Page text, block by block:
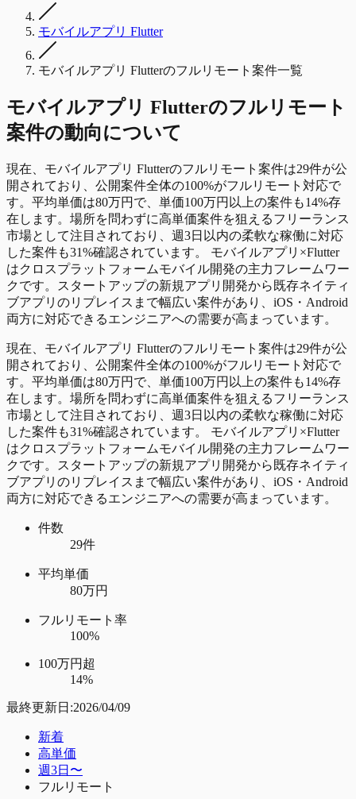
モバイルアプリ Flutter
モバイルアプリ Flutterのフルリモート案件一覧
モバイルアプリ Flutterのフルリモート
案件の動向について
現在、モバイルアプリ Flutterのフルリモート案件は29件が公
開されており、公開案件全体の100%がフルリモート対応で
す。平均単価は80万円で、単価100万円以上の案件も14%存
在します。場所を問わずに高単価案件を狙えるフリーランス
市場として注目されており、週3日以内の柔軟な稼働に対応
した案件も31%確認されています。 モバイルアプリ×Flutter
はクロスプラットフォームモバイル開発の主力フレームワー
クです。スタートアップの新規アプリ開発から既存ネイティ
ブアプリのリプレイスまで幅広い案件があり、iOS・Android
両方に対応できるエンジニアへの需要が高まっています。
現在、モバイルアプリ Flutterのフルリモート案件は29件が公
開されており、公開案件全体の100%がフルリモート対応で
す。平均単価は80万円で、単価100万円以上の案件も14%存
在します。場所を問わずに高単価案件を狙えるフリーランス
市場として注目されており、週3日以内の柔軟な稼働に対応
した案件も31%確認されています。 モバイルアプリ×Flutter
はクロスプラットフォームモバイル開発の主力フレームワー
クです。スタートアップの新規アプリ開発から既存ネイティ
ブアプリのリプレイスまで幅広い案件があり、iOS・Android
両方に対応できるエンジニアへの需要が高まっています。
件数
29件
平均単価
80万円
フルリモート率
100%
100万円超
14%
最終更新日:2026/04/09
新着
高単価
週3日〜
フルリモート